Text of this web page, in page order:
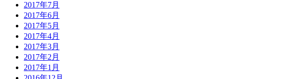
2017年7月
2017年6月
2017年5月
2017年4月
2017年3月
2017年2月
2017年1月